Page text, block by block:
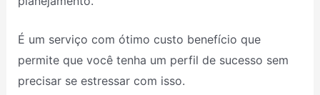
É um serviço com ótimo custo benefício que
permite que você tenha um perfil de sucesso sem
precisar se estressar com isso.